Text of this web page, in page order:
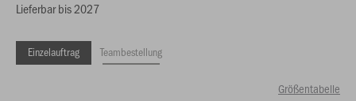
Lieferbar bis 2027
Einzelauftrag Teambestellung
Größentabelle